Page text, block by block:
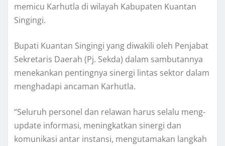
memicu Karhutla di wilayah Kabupaten Kuantan
Singingi.
Bupati Kuantan Singingi yang diwakili oleh Penjabat
Sekretaris Daerah (Pj. Sekda) dalam sambutannya
menekankan pentingnya sinergi lintas sektor dalam
menghadapi ancaman Karhutla.
“Seluruh personel dan relawan harus selalu meng-
update informasi, meningkatkan sinergi dan
komunikasi antar instansi, mengutamakan langkah